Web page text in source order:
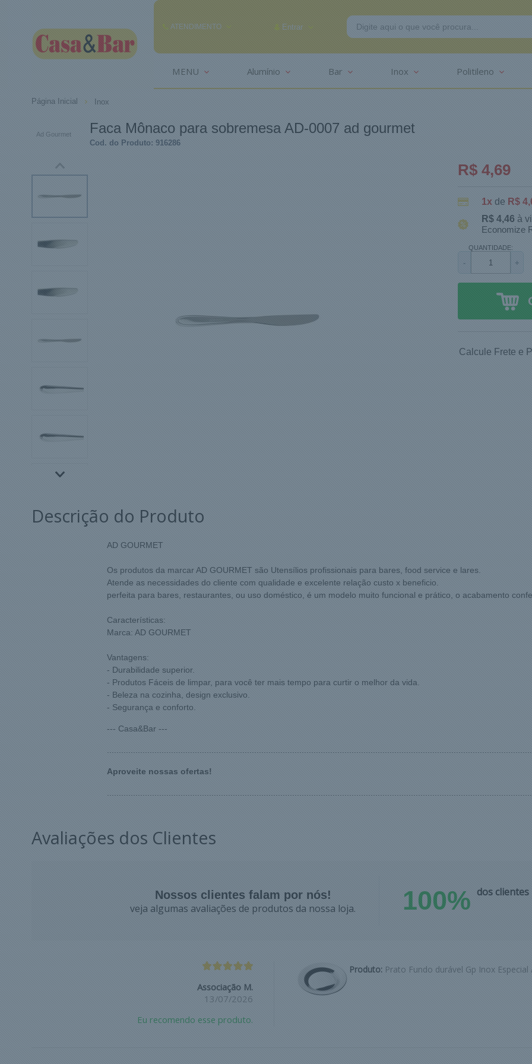
ATENDIMENTO
(85) 99291-2625
Entrar
MENU Alumínio Bar Inox Politileno
Página Inicial Inox
Ad Gourmet Faca Mônaco para sobremesa AD-0007 ad gourmet
Cod. do Produto: 916286
R$ 4,69
1x de R$
R$ 4,46 à
Economize
QUANTIDADE:
- +
Calcule Frete e
Descrição do Produto
AD GOURMET
Os produtos da marcar AD GOURMET são Utensílios profissionais para bares, food service e lares.
Atende as necessidades do cliente com qualidade e excelente relação custo x beneficio.
perfeita para bares, restaurantes, ou uso doméstico, é um modelo muito funcional e prático, o acabamento
Características:
Marca: AD GOURMET
Vantagens:
- Durabilidade superior.
- Produtos Fáceis de limpar, para você ter mais tempo para curtir o melhor da vida.
- Beleza na cozinha, design exclusivo.
- Segurança e conforto.
--- Casa&Bar ---
Aproveite nossas ofertas!
Avaliações dos Clientes
Nossos clientes falam por nós!
veja algumas avaliações de produtos da nossa loja.
100% dos
Associação M.
13/07/2026
Eu recomendo esse produto.
Produto:Prato Fundo durável Gp Inox Especial